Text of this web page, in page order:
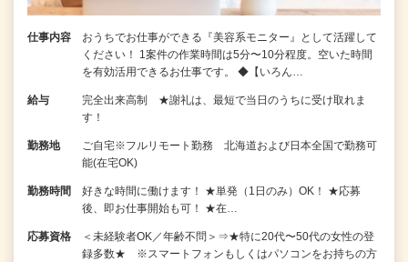
仕事内容
おうちでお仕事ができる『美容系モニター』として活躍して
ください！ 1案件の作業時間は5分〜10分程度。空いた時間
を有効活用できるお仕事です。 ◆【いろん…
給与
完全出来高制 ★謝礼は、最短で当日のうちに受け取れま
す！
勤務地
ご自宅※フルリモート勤務 北海道および日本全国で勤務可
能(在宅OK)
勤務時間
好きな時間に働けます！ ★単発（1日のみ）OK！ ★応募
後、即お仕事開始も可！ ★在…
応募資格
＜未経験者OK／年齢不問＞⇒★特に20代〜50代の女性の登
録多数★ ※スマートフォンもしくはパソコンをお持ちの方